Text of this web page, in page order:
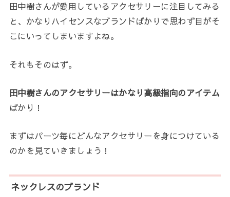
田中樹さんが愛用しているアクセサリーに注目してみる
と、かなりハイセンスなブランドばかりで思わず目がそ
こにいってしまいますよね。
それもそのはず。
田中樹さんのアクセサリーはかなり高級指向のアイテム
ばかり！
まずはパーツ毎にどんなアクセサリーを身につけている
のかを見ていきましょう！
ネックレスのブランド